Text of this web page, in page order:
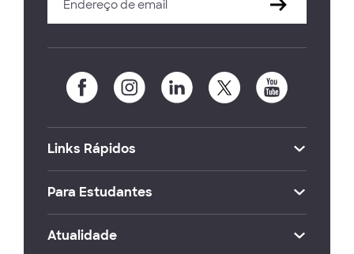
Links Rápidos
Para Estudantes
Atualidade